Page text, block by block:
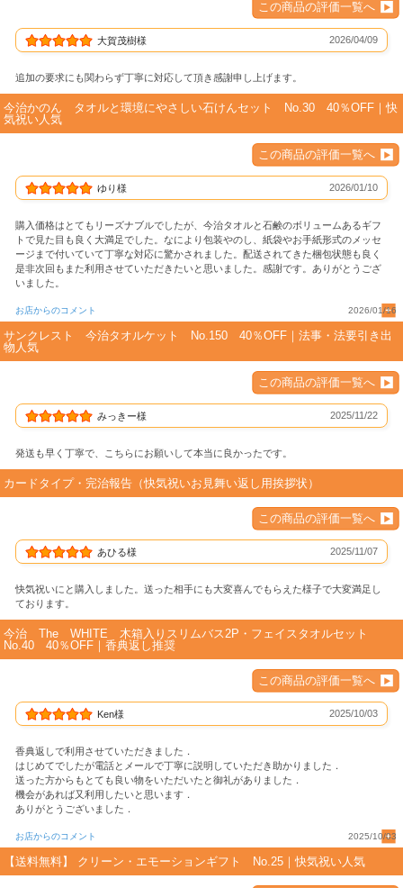
この商品の評価一覧へ
大賀茂樹様 2026/04/09
追加の要求にも関わらず丁寧に対応して頂き感謝申し上げます。
今治かのん タオルと環境にやさしい石けんセット No.30 40％OFF｜快
気祝い人気
この商品の評価一覧へ
ゆり様 2026/01/10
購入価格はとてもリーズナブルでしたが、今治タオルと石鹸のボリュームあるギフ
トで見た目も良く大満足でした。なにより包装やのし、紙袋やお手紙形式のメッセ
ージまで付いていて丁寧な対応に驚かされました。配送されてきた梱包状態も良く
是非次回もまた利用させていただきたいと思いました。感謝です。ありがとうござ
いました。
お店からのコメント 2026/01/16
サンクレスト 今治タオルケット No.150 40％OFF｜法事・法要引き出
物人気
この商品の評価一覧へ
みっきー様 2025/11/22
発送も早く丁寧で、こちらにお願いして本当に良かったです。
カードタイプ・完治報告（快気祝いお見舞い返し用挨拶状）
この商品の評価一覧へ
あひる様 2025/11/07
快気祝いにと購入しました。送った相手にも大変喜んでもらえた様子で大変満足し
ております。
今治 The WHITE 木箱入りスリムバス2P・フェイスタオルセット
No.40 40％OFF｜香典返し推奨
この商品の評価一覧へ
Ken様 2025/10/03
香典返しで利用させていただきました．
はじめてでしたが電話とメールで丁寧に説明していただき助かりました．
送った方からもとても良い物をいただいたと御礼がありました．
機会があれば又利用したいと思います．
ありがとうございました．
お店からのコメント 2025/10/03
【送料無料】 クリーン・エモーションギフト No.25｜快気祝い人気